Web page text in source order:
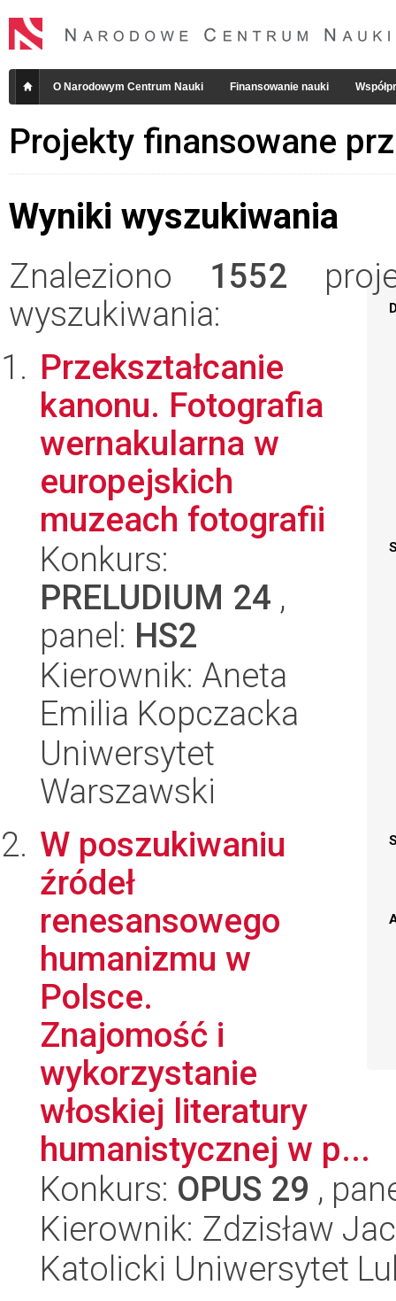
O Narodowym Centrum Nauki Finansowanie nauki
Projekty finansowane
Wyniki wyszukiwania
Znaleziono 1552
wyszukiwania:
Przekształcanie
kanonu. Fotografia
wernakularna w
europejskich
muzeach fotografii
Konkurs:
PRELUDIUM 24 ,
panel: HS2
Kierownik: Aneta
Emilia Kopczacka
Uniwersytet
Warszawski
W poszukiwaniu
źródeł
renesansowego
humanizmu w
Polsce.
Znajomość i
wykorzystanie
włoskiej literatury
humanistycznej w p...
Konkurs: OPUS 29 ,
Kierownik: Zdzisław
Katolicki Uniwersytet